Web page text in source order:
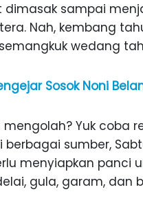
sampai
Nah, kembang
wedang
Sosok Noni
Yuk coba
berbagai sumber,
menyiapkan panci
gula, garam, dan